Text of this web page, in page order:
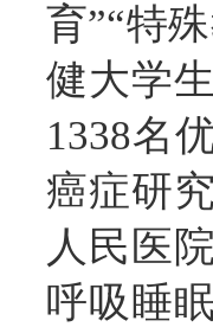
育”“特
健大学
1338名
癌症研
人民医
呼吸睡